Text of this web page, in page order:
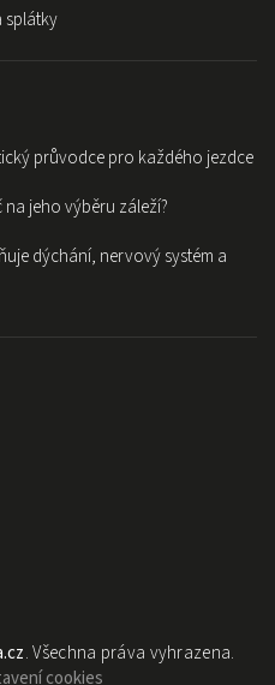
splátky
průvodce pro každého jezdce
jeho výběru záleží?
dýchání, nervový systém a
. Všechna práva vyhrazena.
cookies